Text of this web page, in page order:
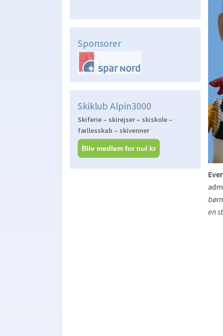
en
Sponsorer
Skiklub Alpin3000
Skiferie – skirejser – skiskole –
fællesskab – skivenner
Bliv medlem for nul kr